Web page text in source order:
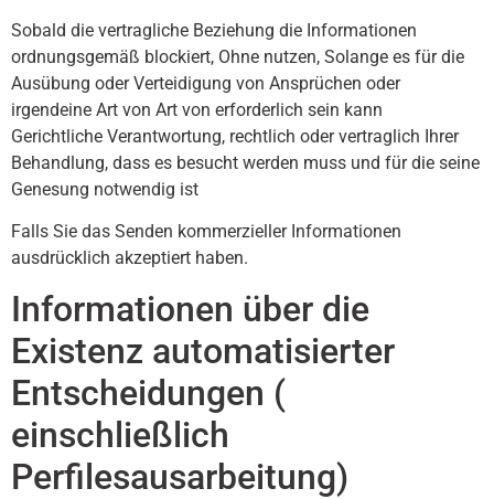
Sobald die vertragliche Beziehung die Informationen
ordnungsgemäß blockiert, Ohne nutzen, Solange es für die
Ausübung oder Verteidigung von Ansprüchen oder
irgendeine Art von Art von erforderlich sein kann
Gerichtliche Verantwortung, rechtlich oder vertraglich Ihrer
Behandlung, dass es besucht werden muss und für die seine
Genesung notwendig ist
Falls Sie das Senden kommerzieller Informationen
ausdrücklich akzeptiert haben.
Informationen über die
Existenz automatisierter
Entscheidungen (
einschließlich
Perfilesausarbeitung)